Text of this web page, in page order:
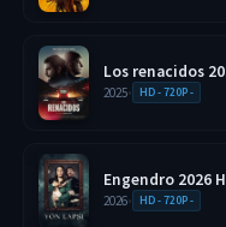
Los renacidos
2025• HD - 720P -
Engendro 2026
2026• HD - 720P -